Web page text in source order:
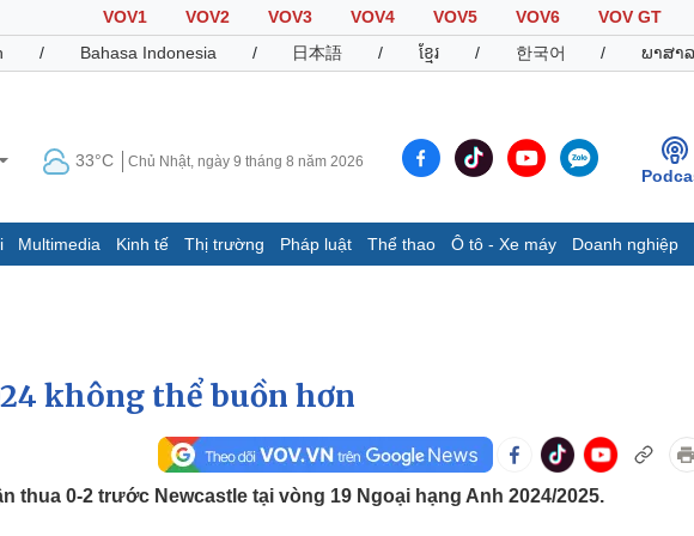
VOV1 VOV2 VOV3 VOV4 VOV5 VOV6
VOV GT
/ Bahasa Indonesia / 日本語 / ខ្មែរ / 한국어 / ພາສາ
33°C Chủ Nhật, ngày 9 tháng 8 năm 2026
Multimedia Kinh tế Thị trường Pháp luật Thể thao Ô tô - Xe máy Doanh nghiệp
Hồ sơ
- Quốc phòng
Thể thao
Ô tô - Xe máy
không thể buồn hơn
thua 0-2 trước Newcastle tại vòng 19 Ngoại hạng Anh 2024/2025.